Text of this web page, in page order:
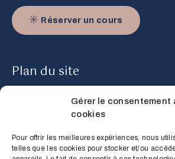
Gérer le consentement
cookies
Pour offrir les meilleures expériences, nous
telles que les cookies pour stocker et/ou
Réserver un cours
Plan du site
Tarifs & Planning